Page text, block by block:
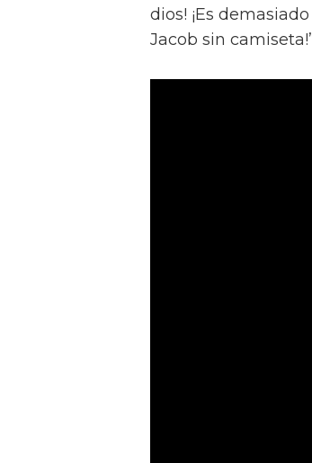
dios! ¡Es
Jacob sin